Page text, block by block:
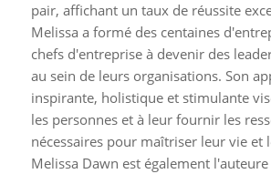
pair, affichant un taux de réussite
Melissa a formé des centaines
chefs d'entreprise à devenir des
au sein de leurs organisations. Son
inspirante, holistique et stimulante
les personnes et à leur fournir les
nécessaires pour maîtriser leur vie et
Melissa Dawn est également